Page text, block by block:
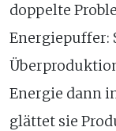
doppelte
Energiepuffer:
Energie dann
glättet sie